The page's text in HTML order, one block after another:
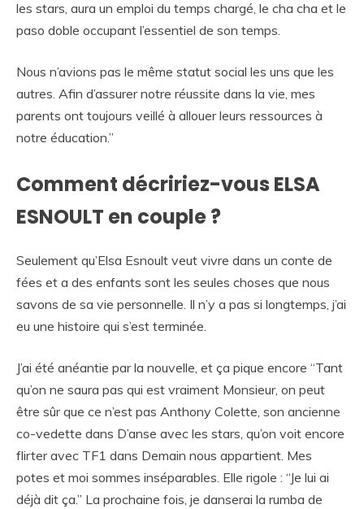
les stars, aura un emploi du temps chargé, le cha cha et le
paso doble occupant l’essentiel de son temps.
Nous n’avions pas le même statut social les uns que les
autres. Afin d’assurer notre réussite dans la vie, mes
parents ont toujours veillé à allouer leurs ressources à
notre éducation.”
Comment décririez-vous ELSA
ESNOULT en couple ?
Seulement qu’Elsa Esnoult veut vivre dans un conte de
fées et a des enfants sont les seules choses que nous
savons de sa vie personnelle. Il n’y a pas si longtemps, j’ai
eu une histoire qui s’est terminée.
J’ai été anéantie par la nouvelle, et ça pique encore “Tant
qu’on ne saura pas qui est vraiment Monsieur, on peut
être sûr que ce n’est pas Anthony Colette, son ancienne
co-vedette dans D’anse avec les stars, qu’on voit encore
flirter avec TF1 dans Demain nous appartient. Mes
potes et moi sommes inséparables. Elle rigole : “Je lui ai
déjà dit ça.” La prochaine fois, je danserai la rumba de